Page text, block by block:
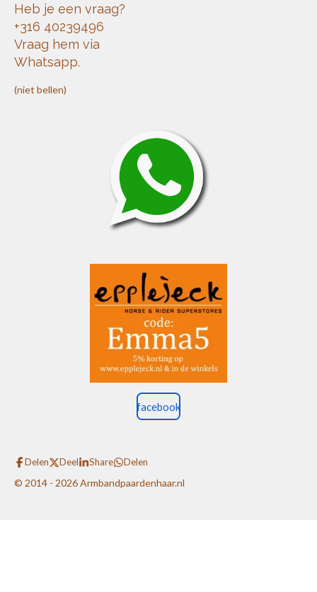
Heb je een vraag?
+316 40239496
Vraag hem via
Whatsapp.
(niet bellen)
facebook
Delen Deel Share Delen
© 2014 - 2026 Armbandpaardenhaar.nl